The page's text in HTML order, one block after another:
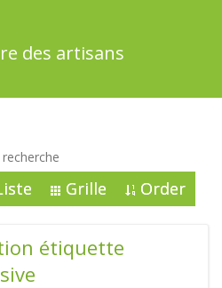
des artisans
Grille Order
étiquette